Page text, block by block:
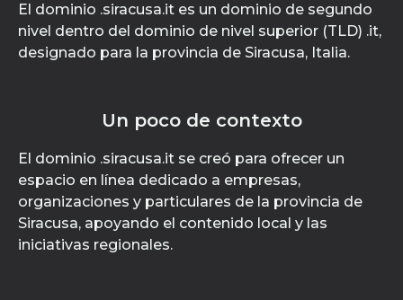
El dominio .siracusa.it es un dominio de segundo
nivel dentro del dominio de nivel superior (TLD) .it,
designado para la provincia de Siracusa, Italia.
Un poco de contexto
El dominio .siracusa.it se creó para ofrecer un
espacio en línea dedicado a empresas,
organizaciones y particulares de la provincia de
Siracusa, apoyando el contenido local y las
iniciativas regionales.